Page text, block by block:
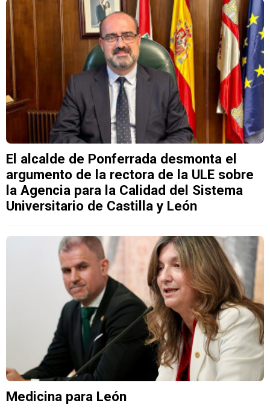
El alcalde de Ponferrada desmonta el
argumento de la rectora de la ULE sobre
la Agencia para la Calidad del Sistema
Universitario de Castilla y León
Medicina para León